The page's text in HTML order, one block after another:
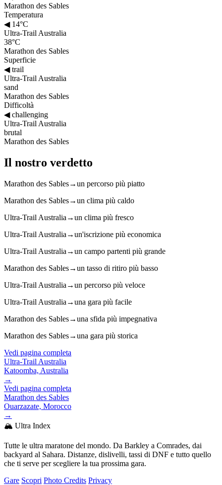
Marathon des Sables
Temperatura
◀14°C
Ultra-Trail Australia
38°C
Marathon des Sables
Superficie
◀trail
Ultra-Trail Australia
sand
Marathon des Sables
Difficoltà
◀challenging
Ultra-Trail Australia
brutal
Marathon des Sables
Il nostro verdetto
Marathon des Sables→un percorso più piatto
Marathon des Sables→un clima più caldo
Ultra-Trail Australia →un clima più fresco
Ultra-Trail Australia →un'iscrizione più economica
Ultra-Trail Australia →un campo partenti più grande
Marathon des Sables→un tasso di ritiro più basso
Ultra-Trail Australia →un percorso più veloce
Ultra-Trail Australia →una gara più facile
Marathon des Sables→una sfida più impegnativa
Marathon des Sables→una gara più storica
Vedi pagina completa
Ultra-Trail Australia
Katoomba, Australia
→
Vedi pagina completa
Marathon des Sables
Ouarzazate, Morocco
→
🏔️ Ultra Index
Tutte le ultra maratone del mondo. Da Barkley a Comrades, dai
backyard al Sahara. Distanze, dislivelli, tassi di DNF e tutto quello
che ti serve per scegliere la tua prossima gara.
Gare Scopri Photo Credits Privacy